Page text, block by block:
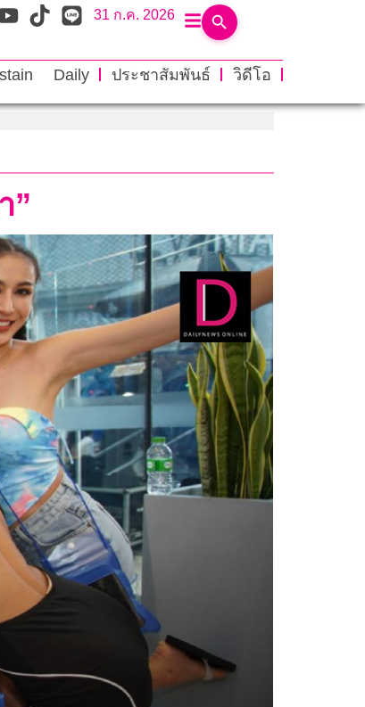
31 ก.ค. 2026
Daily ประชาสัมพันธ์
วิดีโอ
”